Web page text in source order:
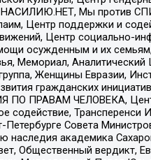
НАСИЛИЮ.НЕТ, Мы против
Центр поддержки и
Центр социально-
осужденным и их
Мемориал,
Женщины Евразии,
гражданских
ПО ПРАВАМ ЧЕЛОВЕКА,
содействие,
Совета
наследия академика
Общественный вердикт,